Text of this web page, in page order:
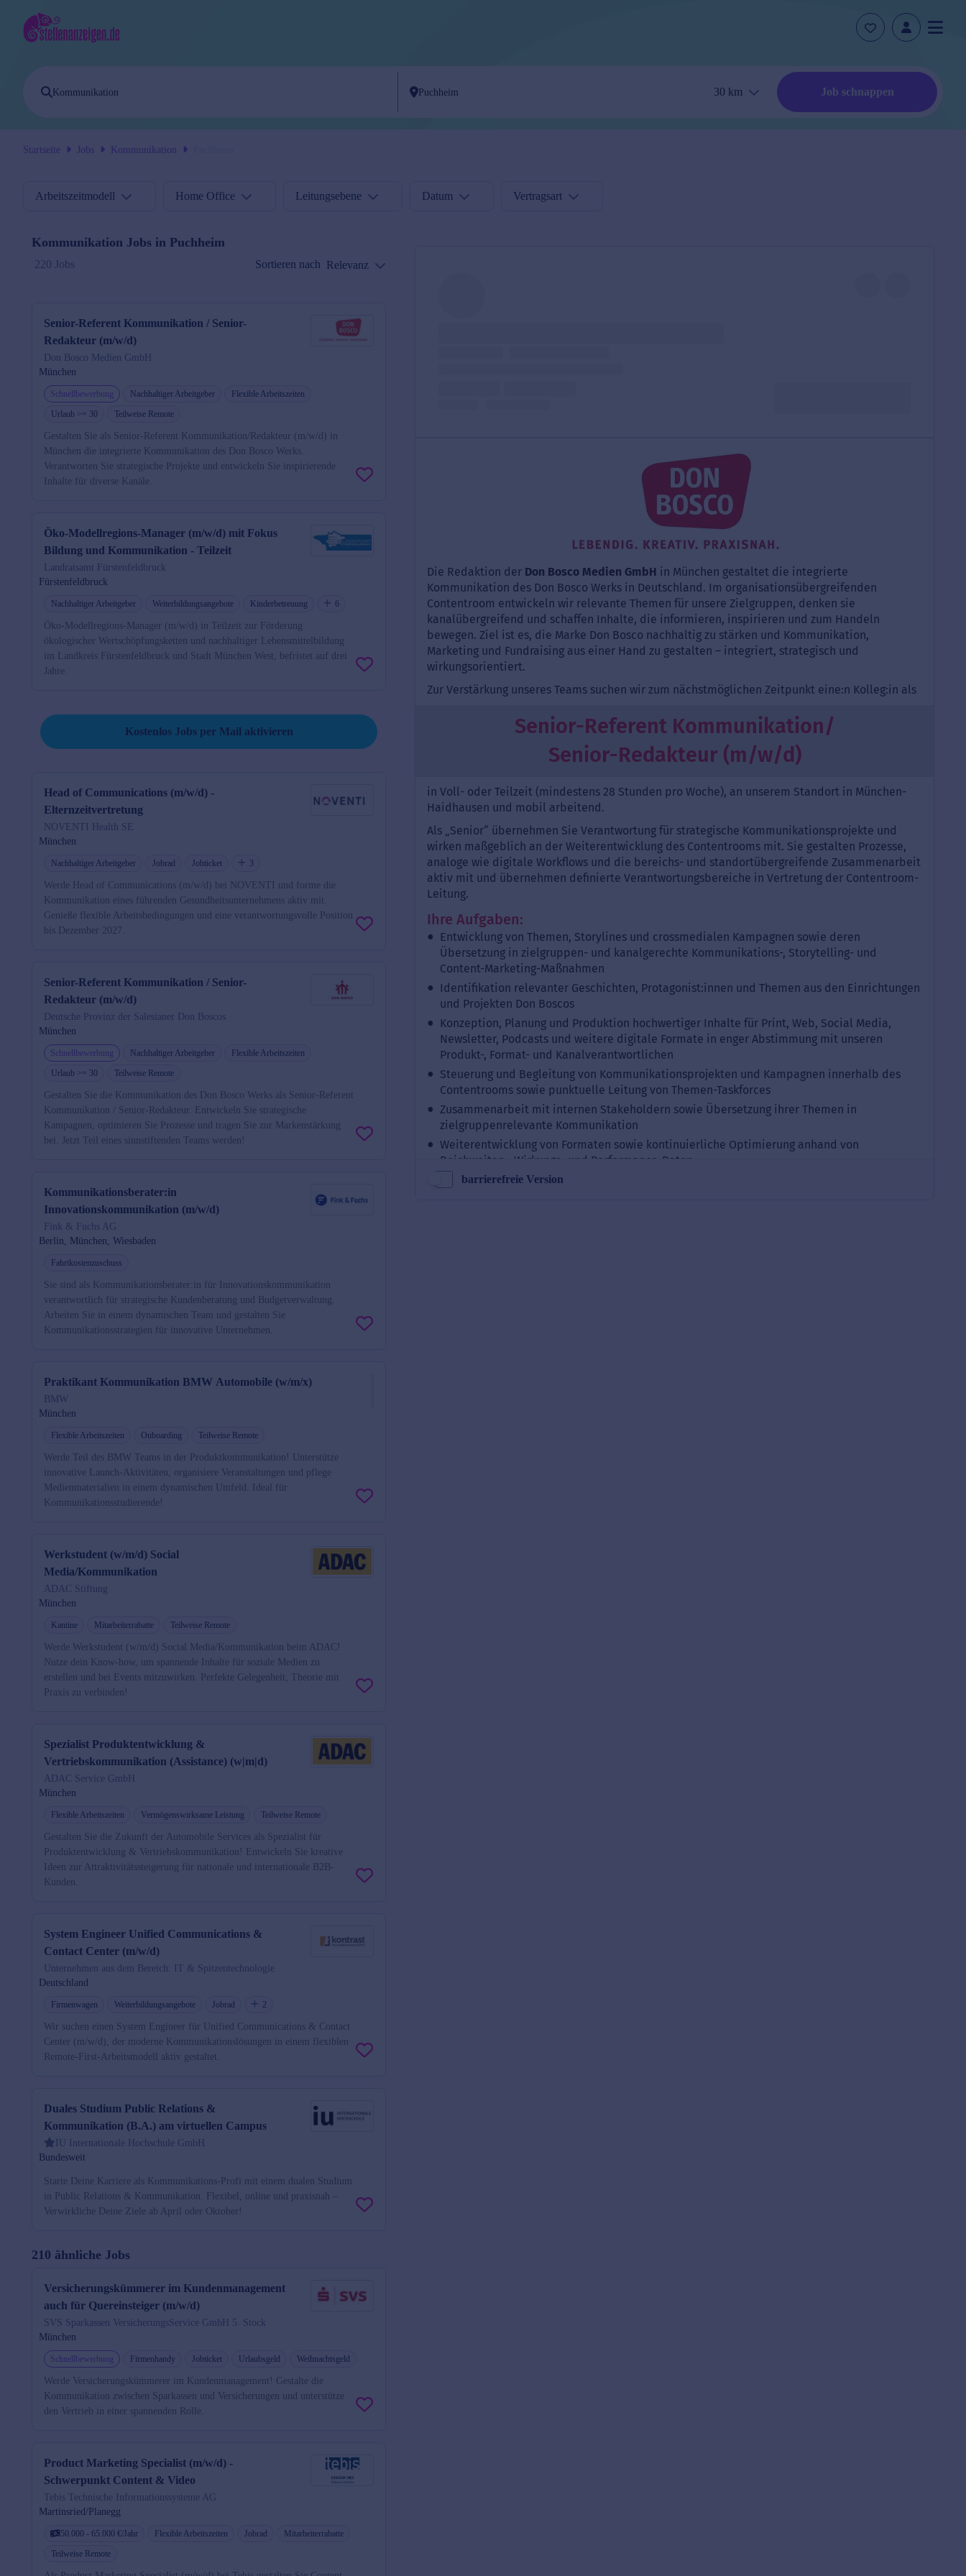
30 km Job schnappen
Startseite Jobs Kommunikation
Arbeitszeitmodell Home Office Leitungsebene Datum Vertragsart
Kommunikation Jobs in Puchheim
220 Jobs Sortieren nach Relevanz
Senior-Referent Kommunikation / Senior-
Redakteur (m/w/d)
Don Bosco Medien GmbH
München
Schnellbewerbung Nachhaltiger Arbeitgeber
Flexible Arbeitszeiten
Urlaub >= 30
Teilweise Remote
Gestalten Sie als Senior-Referent Kommunikation/Redakteur (m/w/d) in
München die integrierte Kommunikation des Don Bosco Werks.
Verantworten Sie strategische Projekte und entwickeln Sie inspirierende
Inhalte für diverse Kanäle.
Öko-Modellregions-Manager (m/w/d) mit Fokus
Bildung und Kommunikation - Teilzeit
Landratsamt Fürstenfeldbruck
Fürstenfeldbruck
Nachhaltiger Arbeitgeber Weiterbildungsangebote Kinderbetreuung 6
Öko-Modellregions-Manager (m/w/d) in Teilzeit zur Förderung
ökologischer Wertschöpfungsketten und nachhaltiger Lebensmittelbildung
im Landkreis Fürstenfeldbruck und Stadt München West, befristet auf drei
Jahre.
Kostenlos Jobs per Mail aktivieren
Head of Communications (m/w/d) -
Elternzeitvertretung
NOVENTI Health SE
München
Nachhaltiger Arbeitgeber Jobrad Jobticket 3
Werde Head of Communications (m/w/d) bei NOVENTI und forme die
Kommunikation eines führenden Gesundheitsunternehmens aktiv mit.
Genieße flexible Arbeitsbedingungen und eine verantwortungsvolle Position
bis Dezember 2027.
Senior-Referent Kommunikation / Senior-
Redakteur (m/w/d)
Deutsche Provinz der Salesianer Don Boscos
München
Schnellbewerbung Nachhaltiger Arbeitgeber
Flexible Arbeitszeiten
Urlaub >= 30
Teilweise Remote
Gestalten Sie die Kommunikation des Don Bosco Werks als Senior-Referent
Kommunikation / Senior-Redakteur. Entwickeln Sie strategische
Kampagnen, optimieren Sie Prozesse und tragen Sie zur Markenstärkung
bei. Jetzt Teil eines sinnstiftenden Teams werden!
Kommunikationsberater:in
Innovationskommunikation (m/w/d)
Fink & Fuchs AG
Berlin, München, Wiesbaden
Fahrtkostenzuschuss
Sie sind als Kommunikationsberater:in für Innovationskommunikation
verantwortlich für strategische Kundenberatung und Budgetverwaltung.
Arbeiten Sie in einem dynamischen Team und gestalten Sie
Kommunikationsstrategien für innovative Unternehmen.
Praktikant Kommunikation BMW Automobile (w/m/x)
BMW
München
Flexible Arbeitszeiten Onboarding Teilweise Remote
Werde Teil des BMW Teams in der Produktkommunikation! Unterstütze
innovative Launch-Aktivitäten, organisiere Veranstaltungen und pflege
Medienmaterialien in einem dynamischen Umfeld. Ideal für
Kommunikationsstudierende!
Werkstudent (w/m/d) Social
Media/Kommunikation
ADAC Stiftung
München
Kantine Mitarbeiterrabatte Teilweise Remote
Werde Werkstudent (w/m/d) Social Media/Kommunikation beim ADAC!
Nutze dein Know-how, um spannende Inhalte für soziale Medien zu
erstellen und bei Events mitzuwirken. Perfekte Gelegenheit, Theorie mit
Praxis zu verbinden!
Spezialist Produktentwicklung &
Vertriebskommunikation (Assistance) (w|m|d)
ADAC Service GmbH
München
Flexible Arbeitszeiten Vermögenswirksame Leistung Teilweise Remote
Gestalten Sie die Zukunft der Automobile Services als Spezialist für
Produktentwicklung & Vertriebskommunikation! Entwickeln Sie kreative
Ideen zur Attraktivitätssteigerung für nationale und internationale B2B-
Kunden.
System Engineer Unified Communications &
Contact Center (m/w/d)
Unternehmen aus dem Bereich: IT & Spitzentechnologie
Deutschland
Firmenwagen Weiterbildungsangebote Jobrad 2
Wir suchen einen System Engineer für Unified Communications & Contact
Center (m/w/d), der moderne Kommunikationslösungen in einem flexiblen
Remote-First-Arbeitsmodell aktiv gestaltet.
Duales Studium Public Relations &
Kommunikation (B.A.) am virtuellen Campus
IU Internationale Hochschule GmbH
Bundesweit
Starte Deine Karriere als Kommunikations-Profi mit einem dualen Studium
in Public Relations & Kommunikation. Flexibel, online und praxisnah –
Verwirkliche Deine Ziele ab April oder Oktober!
210 ähnliche Jobs
Versicherungskümmerer im Kundenmanagement
auch für Quereinsteiger (m/w/d)
SVS Sparkassen VersicherungsService GmbH 5. Stock
München
Schnellbewerbung Firmenhandy Jobticket Urlaubsgeld Weihnachtsgeld
Werde Versicherungskümmerer im Kundenmanagement! Gestalte die
Kommunikation zwischen Sparkassen und Versicherungen und unterstütze
den Vertrieb in einer spannenden Rolle.
Product Marketing Specialist (m/w/d) -
Schwerpunkt Content & Video
Tebis Technische Informationssysteme AG
Martinsried/Planegg
50.000 - 65.000 €/Jahr Flexible Arbeitszeiten Jobrad
Mitarbeiterrabatte
Teilweise Remote
barrierefreie Version